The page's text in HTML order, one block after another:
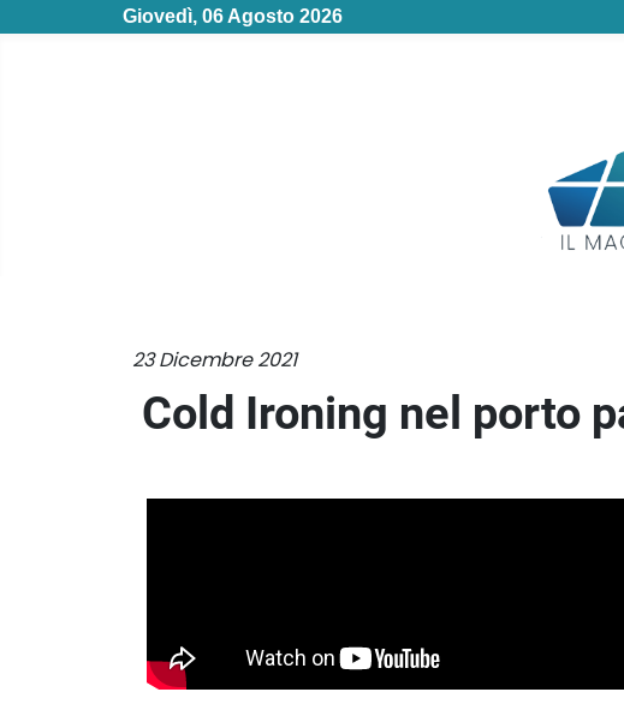
Giovedì, 06 Agosto 2026
23 Dicembre 2021
Cold Ironing nel porto